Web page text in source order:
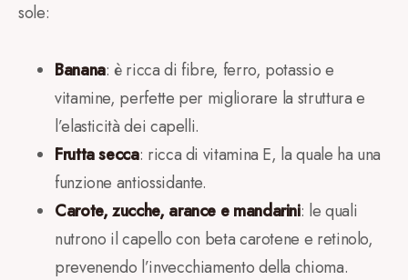
sole:
Banana: è ricca di fibre, ferro, potassio e
vitamine, perfette per migliorare la struttura e
l’elasticità dei capelli.
Frutta secca: ricca di vitamina E, la quale ha una
funzione antiossidante.
Carote, zucche, arance e mandarini: le quali
nutrono il capello con beta carotene e retinolo,
prevenendo l’invecchiamento della chioma.